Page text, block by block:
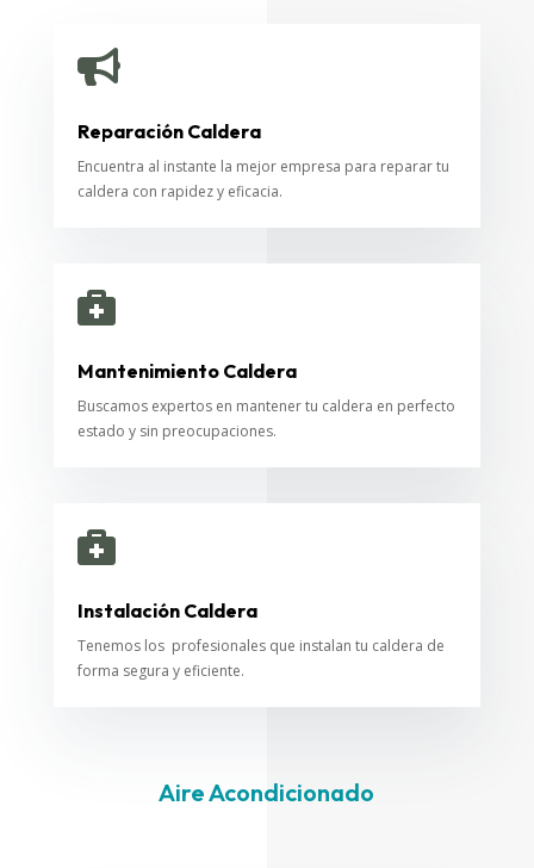

Reparación Caldera
Encuentra al instante la mejor empresa para reparar tu
caldera con rapidez y eficacia.

Mantenimiento Caldera
Buscamos expertos en mantener tu caldera en perfecto
estado y sin preocupaciones.

Instalación Caldera
Tenemos los profesionales que instalan tu caldera de
forma segura y eficiente.
Aire Acondicionado